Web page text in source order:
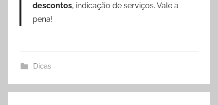
descontos, indicação de serviços. Vale a
pena!
Dicas